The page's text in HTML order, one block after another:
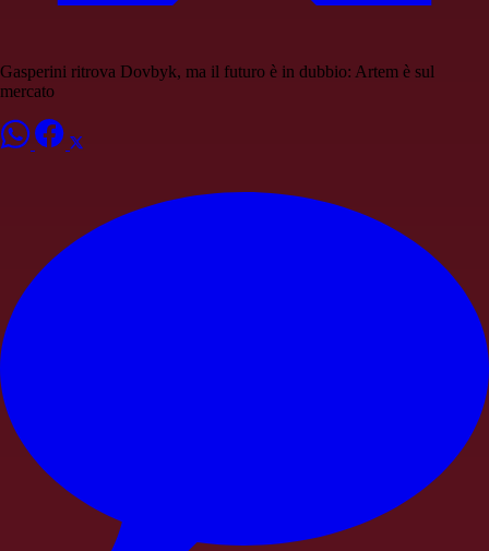
Gasperini ritrova Dovbyk, ma il futuro è in dubbio: Artem è sul
mercato